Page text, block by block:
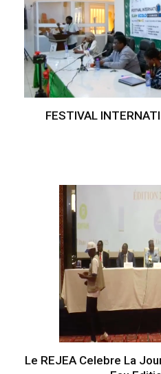
FESTIVAL
Le REJEA Celebre La